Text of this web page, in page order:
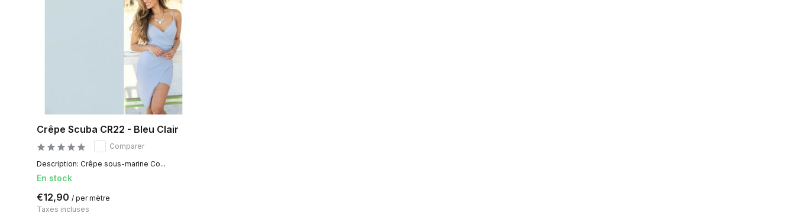
Crêpe Scuba CR22 - Bleu Clair
Comparer
Description: Crêpe sous-marine Co...
En stock
€12,90 / per mètre
Taxes incluses